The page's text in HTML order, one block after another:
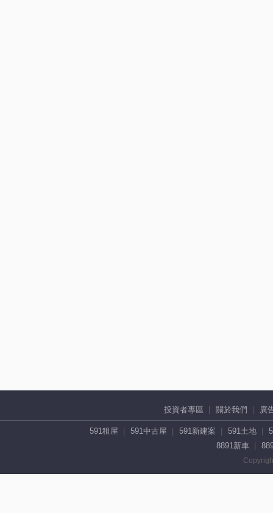
投資者專區 關於我們 廣
591租屋 591中古屋 591新建案 591土地
8891新車